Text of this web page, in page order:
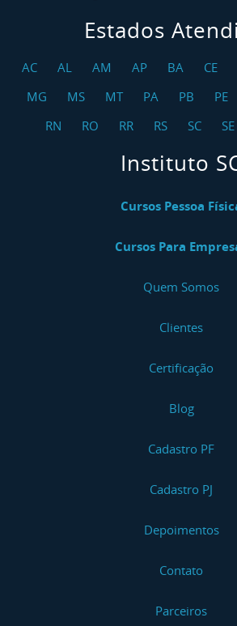
Estados
AC AL AM AP BA CE
MG
MS MT PA PB PE
RN
RO RR RS SC SE
Instituto
Cursos Pessoa
Cursos Para
Quem Somos
Clientes
Certificação
Blog
Cadastro PF
Cadastro PJ
Depoimentos
Contato
Parceiros